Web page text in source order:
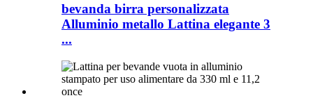
bevanda birra personalizzata
Alluminio metallo Lattina elegante 3
...